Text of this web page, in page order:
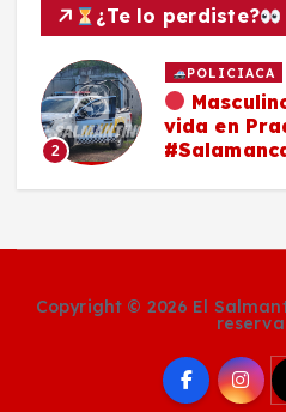
¿Te lo perdiste?
2
POLICIACA
vida en
Copyright © 2026 El